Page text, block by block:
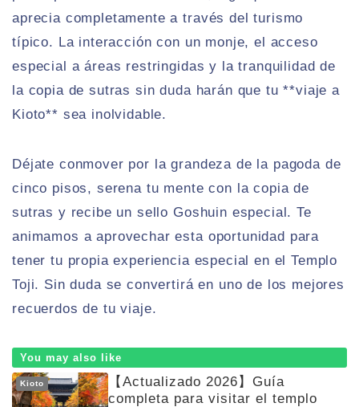
aprecia completamente a través del turismo
típico. La interacción con un monje, el acceso
especial a áreas restringidas y la tranquilidad de
la copia de sutras sin duda harán que tu **viaje a
Kioto** sea inolvidable.
Déjate conmover por la grandeza de la pagoda de
cinco pisos, serena tu mente con la copia de
sutras y recibe un sello Goshuin especial. Te
animamos a aprovechar esta oportunidad para
tener tu propia experiencia especial en el Templo
Toji. Sin duda se convertirá en uno de los mejores
recuerdos de tu viaje.
You may also like
Kioto
【Actualizado 2026】Guía
completa para visitar el templo